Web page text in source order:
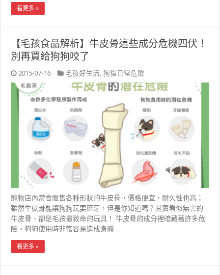
看更多 »
【毛孩食品解析】牛皮骨這些成分危機四伏！
別再買給狗狗咬了
2015-07-16 毛孩好生活,狗貓日常危險
寵物店內常會販售各種形狀的牛皮骨，價格便宜，耐久性也高；
雖然牛皮骨能讓狗狗玩耍磨牙，但是你知道嗎？其實看似無害的
牛皮骨，卻是毛孩最致命的玩具！ 牛皮骨的成分裡暗藏著許多危
險，狗狗使用時非常容易造成身體 …
看更多 »